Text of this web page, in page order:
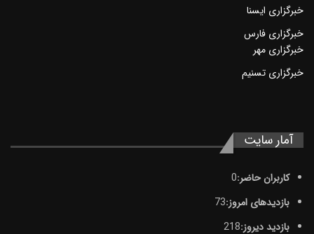
خبرگزاری ايسنا
خبرگزاری فارس
خبرگزاری مهر
خبرگزاری تسنيم
آمار سایت
کاربران حاضر:0
بازدیدهای امروز:73
بازدید دیروز:218